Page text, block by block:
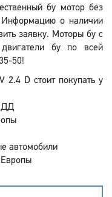
бу мотор без
о наличии
заявку. Моторы бу с
бу по всей
50!
2.4 D стоит покупать у
автомобили
Европы